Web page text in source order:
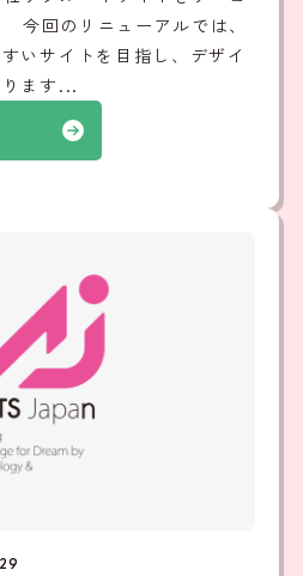
今回のリニューアルでは、
いサイトを目指し、デザイ
ます...